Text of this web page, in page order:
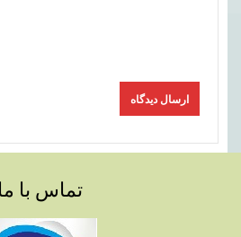
تماس با ما